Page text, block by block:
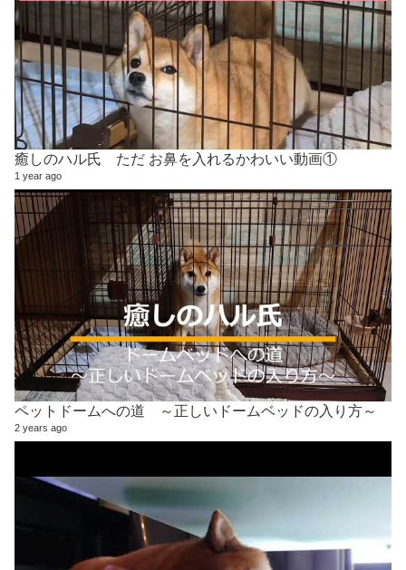
癒しのハル氏 ただ お鼻を入れるかわいい動画①
1 year ago
ペットドームへの道 ～正しいドームベッドの入り方～
2 years ago